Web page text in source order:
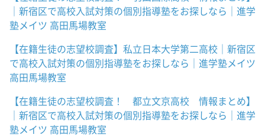
｜新宿区で高校入試対策の個別指導塾をお探しなら｜進学
塾メイツ 高田馬場教室
【在籍生徒の志望校調査】私立日本大学第二高校｜新宿区
で高校入試対策の個別指導塾をお探しなら｜進学塾メイツ
高田馬場教室
【在籍生徒の志望校調査！ 都立文京高校 情報まとめ】
｜新宿区で高校入試対策の個別指導塾をお探しなら｜進学
塾メイツ 高田馬場教室